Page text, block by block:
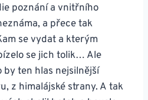
poznání a vnitřního
a přece tak
se vydat a kterým
se jich tolik… Ale
by ten hlas nejsilnější
z himalájské strany. A tak